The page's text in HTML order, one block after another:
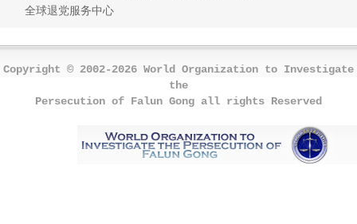
全球退党服务中心
Copyright © 2002-2026 World Organization to Investigate
the
Persecution of Falun Gong all rights Reserved